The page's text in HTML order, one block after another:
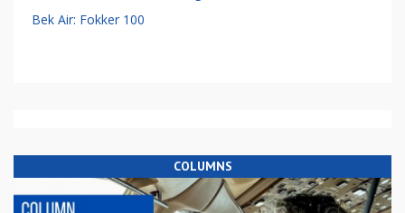
Bek Air: Fokker 100
COLUMNS